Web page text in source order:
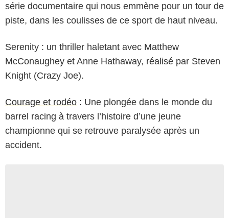
série documentaire qui nous emmène pour un tour de
piste, dans les coulisses de ce sport de haut niveau.
Serenity : un thriller haletant avec Matthew
McConaughey et Anne Hathaway, réalisé par Steven
Knight (Crazy Joe).
Courage et rodéo : Une plongée dans le monde du
barrel racing à travers l’histoire d’une jeune
championne qui se retrouve paralysée après un
accident.